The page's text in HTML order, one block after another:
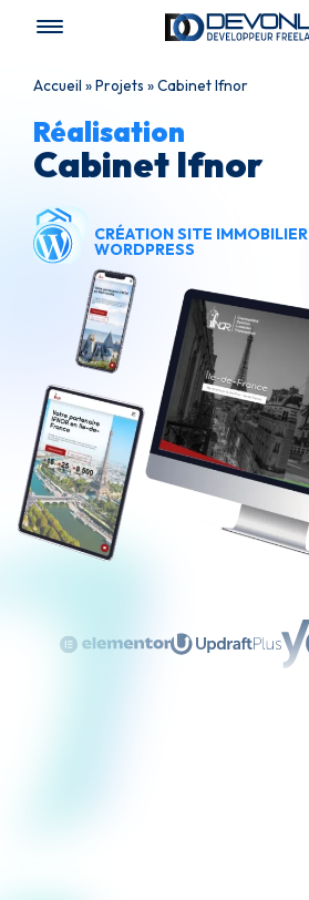
Accueil »Projets »Cabinet Ifnor
Réalisation
Cabinet Ifnor
CRÉATION SITE IMMOBILIER
WORDPRESS